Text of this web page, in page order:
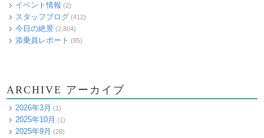
イベント情報 (2)
スタッフブログ (412)
今日の絶景 (2,804)
添乗員レポート (85)
ARCHIVE アーカイブ
2026年3月 (1)
2025年10月 (1)
2025年9月 (28)